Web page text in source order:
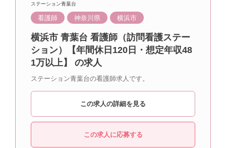
ステーション青葉台
看護師 神奈川県 横浜市
横浜市 青葉台 看護師（訪問看護ステー
ション）【年間休日120日・想定年収48
1万以上】 の求人
ステーション青葉台の看護師求人です。
この求人の詳細を見る
この求人に応募する